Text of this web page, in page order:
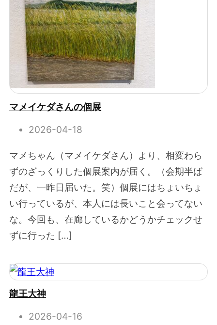
マメイケダさんの個展
2026-04-18
マメちゃん（マメイケダさん）より、相変わら
ずのざっくりした個展案内が届く。（会期半ば
だが、一昨日届いた。笑）個展にはちょいちょ
い行っているが、本人には長いこと会ってない
な。今回も、在廊しているかどうかチェックせ
ずに行った […]
龍王大神
2026-04-16